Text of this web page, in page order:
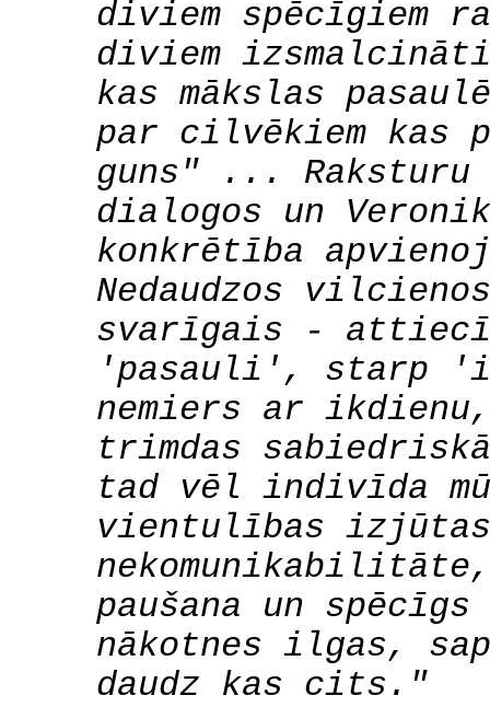
diviem spēcīgiem
diviem
kas mākslas
par cilvēkiem kas
guns" ... Raksturu
dialogos un
konkrētība
Nedaudzos
svarīgais -
'pasauli', starp
nemiers ar
trimdas
tad vēl indivīda
vientulības
paušana un
nākotnes ilgas,
daudz kas cits."